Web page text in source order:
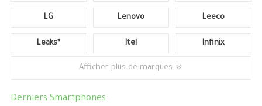
LG Lenovo Leeco
Leaks* Itel Infinix
Afficher plus de marques
Derniers Smartphones